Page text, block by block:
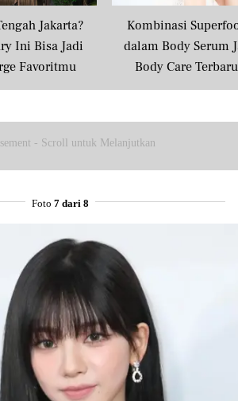
Jakarta?
Ini Bisa Jadi
Favoritmu
Kombinasi
dalam Body Serum
Body Care
Masyarakat
- Scroll untuk Melanjutkan
Foto 7 dari 8